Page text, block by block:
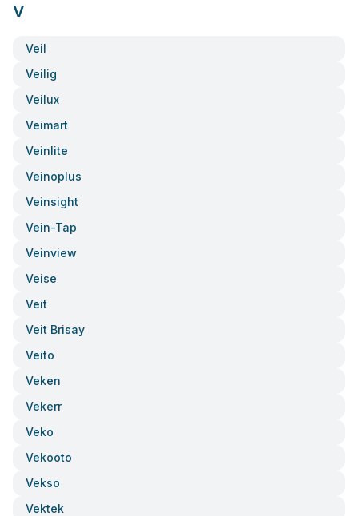
V
Veil
Veilig
Veilux
Veimart
Veinlite
Veinoplus
Veinsight
Vein-Tap
Veinview
Veise
Veit
Veit Brisay
Veito
Veken
Vekerr
Veko
Vekooto
Vekso
Vektek